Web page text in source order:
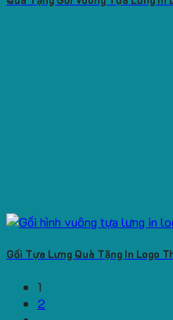
Gối Tựa Lưng Quà Tặng In Logo
1
2